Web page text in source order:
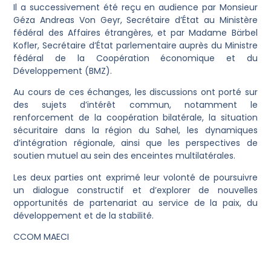
Il a successivement été reçu en audience par Monsieur
Géza Andreas Von Geyr, Secrétaire d’État au Ministère
fédéral des Affaires étrangères, et par Madame Bärbel
Kofler, Secrétaire d’État parlementaire auprès du Ministre
fédéral de la Coopération économique et du
Développement (BMZ).
Au cours de ces échanges, les discussions ont porté sur
des sujets d’intérêt commun, notamment le
renforcement de la coopération bilatérale, la situation
sécuritaire dans la région du Sahel, les dynamiques
d’intégration régionale, ainsi que les perspectives de
soutien mutuel au sein des enceintes multilatérales.
Les deux parties ont exprimé leur volonté de poursuivre
un dialogue constructif et d’explorer de nouvelles
opportunités de partenariat au service de la paix, du
développement et de la stabilité.
CCOM MAECI